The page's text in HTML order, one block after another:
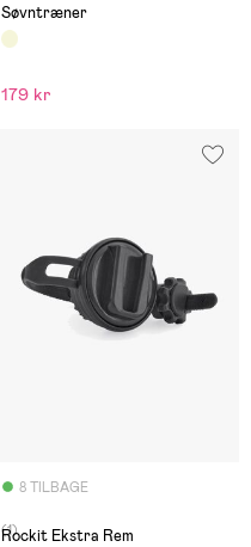
Søvntræner
179 kr
8 TILBAGE
(1)
Rockit Ekstra Rem